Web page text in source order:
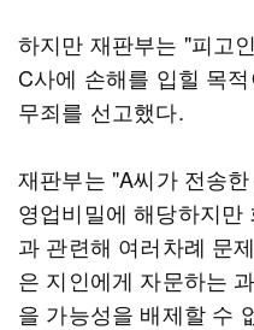
하지만 재판부는 "피고
C사에 손해를 입힐 목
무죄를 선고했다.
재판부는 "A씨가 전송
영업비밀에 해당하지
과 관련해 여러차례 문
은 지인에게 자문하는
을 가능성을 배제할 수